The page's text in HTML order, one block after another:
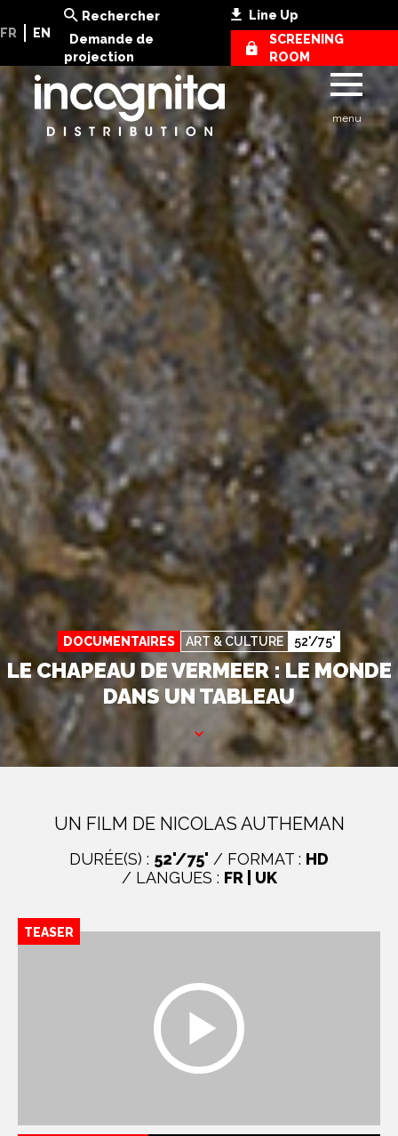
menu
FR EN
Rechercher
Line Up
Demande de
projection
SCREENING
ROOM
DOCUMENTAIRES ART & CULTURE 52'/75'
LE CHAPEAU DE VERMEER : LE MONDE
DANS UN TABLEAU
UN FILM DE NICOLAS AUTHEMAN
DURÉE(S) : 52'/75' / FORMAT : HD
/ LANGUES : FR | UK
TEASER